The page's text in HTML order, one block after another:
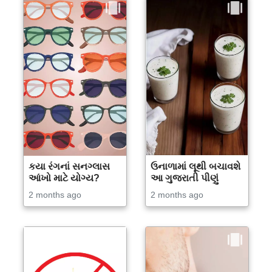
કયા રંગનાં સનગ્લાસ
આંખો માટે યોગ્ય?
2 months ago
ઉનાળામાં લૂથી બચાવશે
આ ગુજરાતી પીણું
2 months ago